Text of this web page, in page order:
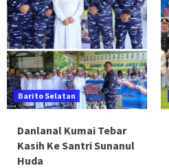
Barito Selatan
Danlanal Kumai Tebar
Kasih Ke Santri Sunanul
Huda